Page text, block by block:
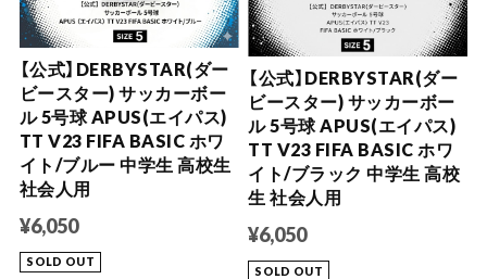
【公式】DERBYSTAR(ダー
ビースター) サッカーボー
ル 5号球 APUS(エイパス)
TT V23 FIFA BASIC ホワ
イト/ブルー 中学生 高校生
社会人用
¥6,050
SOLD OUT
【公式】DERBYSTAR(ダー
ビースター) サッカーボー
ル 5号球 APUS(エイパス)
TT V23 FIFA BASIC ホワ
イト/ブラック 中学生 高校
生 社会人用
¥6,050
SOLD OUT